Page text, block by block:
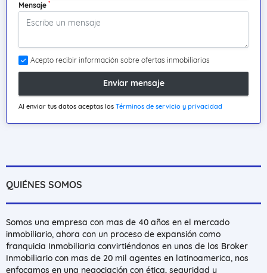
Mensaje *
Acepto recibir información sobre ofertas inmobiliarias
Enviar mensaje
Al enviar tus datos aceptas los Términos de servicio y privacidad
QUIÉNES SOMOS
Somos una empresa con mas de 40 años en el mercado
inmobiliario, ahora con un proceso de expansión como
franquicia Inmobiliaria convirtiéndonos en unos de los Broker
Inmobiliario con mas de 20 mil agentes en latinoamerica, nos
enfocamos en una negociación con ética, seguridad y